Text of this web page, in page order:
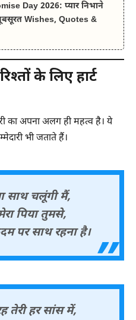
Day 2026: प्यार निभाने
Wishes, Quotes &
के लिए हार्ट
का अपना अलग ही महत्व है। ये
भी जताते हैं।
साथ चलूंगी मैं,
पिया तुमसे,
पर साथ रहना है।
तेरी हर सांस में,